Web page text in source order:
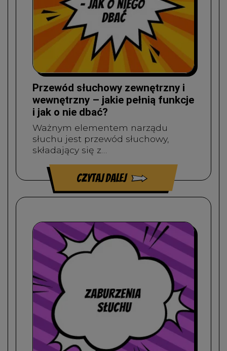
Przewód słuchowy zewnętrzny i
wewnętrzny – jakie pełnią funkcje
i jak o nie dbać?
Ważnym elementem narządu
słuchu jest przewód słuchowy,
składający się z…
czytaj dalej